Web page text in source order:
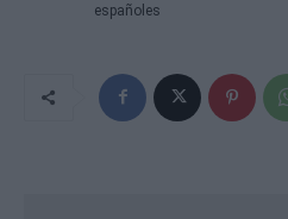
españoles